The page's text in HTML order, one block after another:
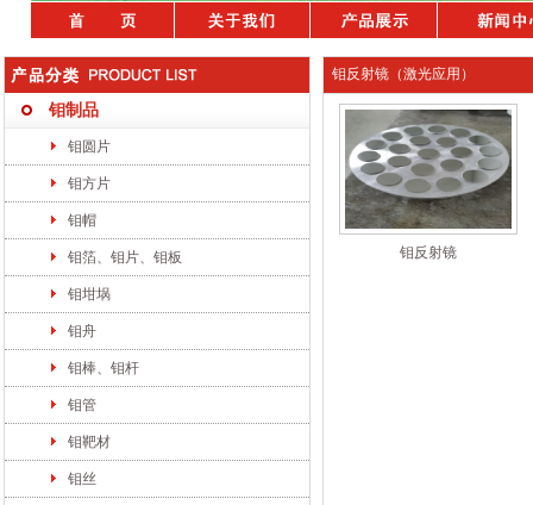
钼制品
钼圆片
钼方片
钼帽
钼箔、钼片、钼板
钼坩埚
钼舟
钼棒、钼杆
钼管
钼靶材
钼丝
钼反射镜（激光应用）
钼反射镜